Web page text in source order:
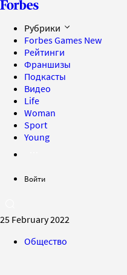
Рубрики
Forbes Games New
Рейтинги
Франшизы
Подкасты
Видео
Life
Woman
Sport
Young
Войти
25 February 2022
Общество